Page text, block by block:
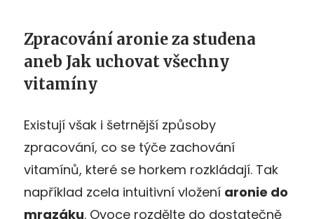
Zpracování aronie za studena
aneb Jak uchovat všechny
vitamíny
Existují však i šetrnější způsoby
zpracování, co se týče zachování
vitamínů, které se horkem rozkládají. Tak
například zcela intuitivní vložení aronie do
mrazáku. Ovoce rozdělte do dostatečně